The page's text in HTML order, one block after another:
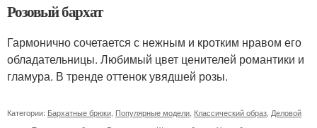
Розовый бархат
Гармонично сочетается с нежным и кротким нравом его
обладательницы. Любимый цвет ценителей романтики и
гламура. В тренде оттенок увядшей розы.
Категории: Бархатные брюки, Популярные модели, Классический образ, Деловой